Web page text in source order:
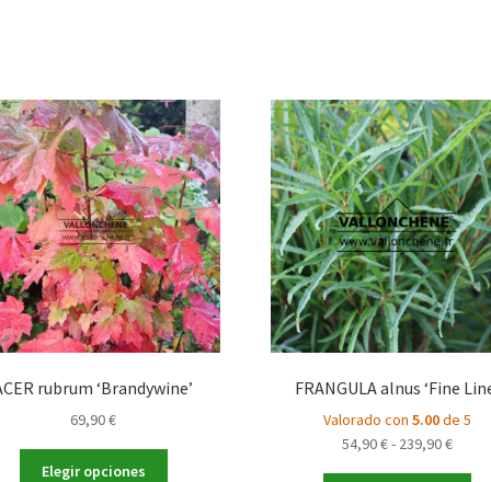
rubrum ‘Brandywine’
69,90€
Elegir opciones
FRANGULA alnus ‘Fine
Valorado con5.00de 5
54,90€- 239,90€